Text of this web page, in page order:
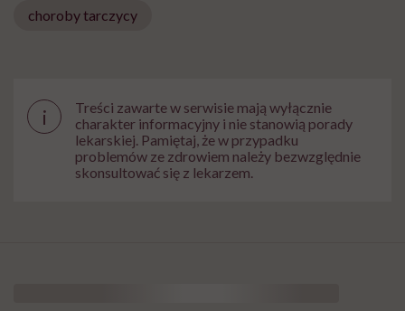
choroby tarczycy
i
Treści zawarte w serwisie mają wyłącznie
charakter informacyjny i nie stanowią porady
lekarskiej. Pamiętaj, że w przypadku
problemów ze zdrowiem należy bezwzględnie
skonsultować się z lekarzem.